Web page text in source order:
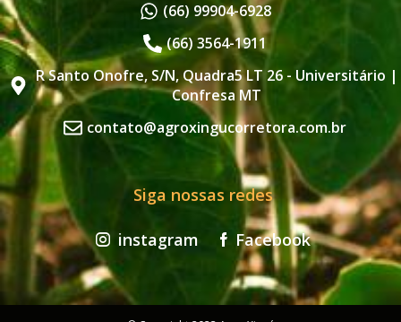
(66) 99904-6928
(66) 3564-1911
R Santo Onofre, S/N, Quadra5 LT 26 - Universitário |
Confresa MT
contato@agroxingucorretora.com.br
Siga nossas redes
instagram Facebook